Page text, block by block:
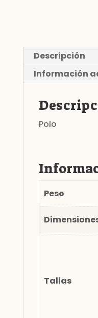
Descripción
Información
Polo
Peso
Tallas